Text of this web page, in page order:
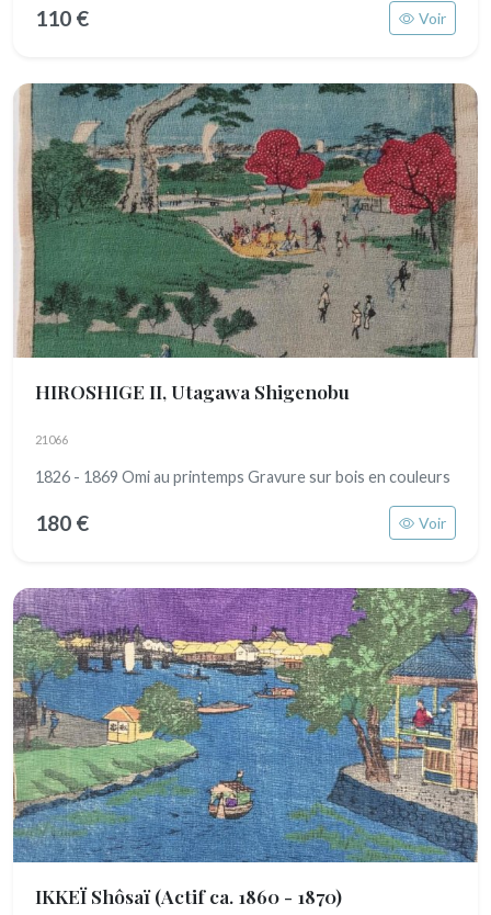
110 € Voir
HIROSHIGE II, Utagawa Shigenobu
21066
1826 - 1869 Omi au printemps Gravure sur bois en couleurs
180 € Voir
IKKEÏ Shôsaï(Actif ca. 1860 - 1870)